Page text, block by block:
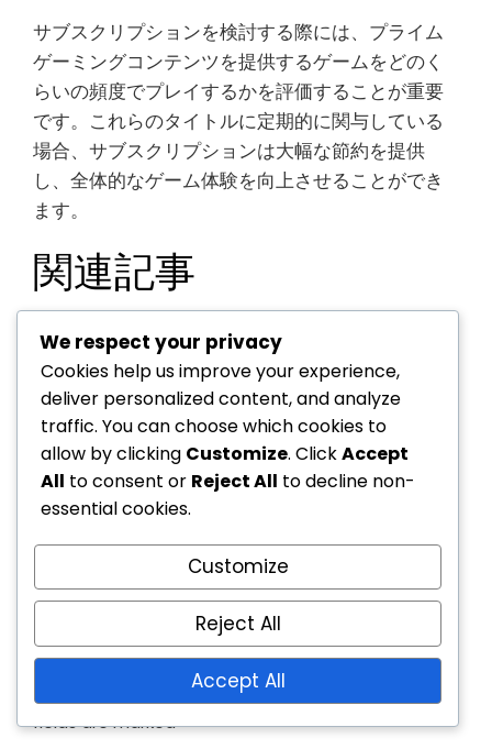
サブスクリプションを検討する際には、プライム
ゲーミングコンテンツを提供するゲームをどのく
らいの頻度でプレイするかを評価することが重要
です。これらのタイトルに定期的に関与している
場合、サブスクリプションは大幅な節約を提供
し、全体的なゲーム体験を向上させることができ
ます。
関連記事
ス、引き換え手順、資格基準
プライムゲーミングの請求：特別イベント報
酬、コミュニティチャレンジ、プレイヤーエン
ゲージメント
Twitchドロップ: レアエモート、タイトル、ペ
ットコスメティック
Leave a Reply
Your email address will not be published.
Required
fields are marked*
We respect your privacy
Cookies help us improve your experience,
deliver personalized content, and analyze
traffic. You can choose which cookies to
allow by clicking Customize. ClickAccept
All to consent or Reject All to decline non-
essential cookies.
Customize
Reject All
Accept All